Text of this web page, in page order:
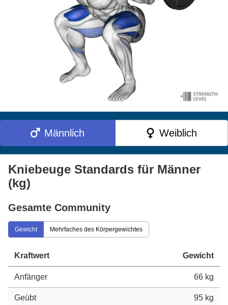
Männlich Weiblich
Kniebeuge Standards für Männer
(kg)
Gesamte Community
Gewicht Mehrfaches des Körpergewichtes
Kraftwert Gewicht
Anfänger 66 kg
Geübt 95 kg